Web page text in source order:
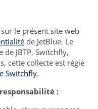
le présent site web
de JetBlue. Le
JBTP, Switchfly,
cette collecte est régie
Switchfly.
: